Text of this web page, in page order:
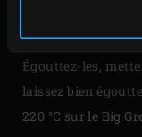
des moules.
faites-les blanchir
Égouttez-les,
laissez bien
220 °C sur le Big